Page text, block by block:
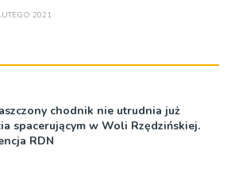
2021
chodnik nie utrudnia już
spacerującym w Woli Rzędzińskiej.
RDN